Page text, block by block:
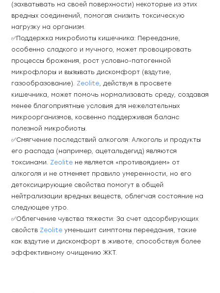
(захватывать на своей поверхности) некоторые из этих
вредных соединений, помогая снизить токсическую
нагрузку на организм.
✅Поддержка микробиоты кишечника: Переедание,
особенно сладкого и мучного, может провоцировать
процессы брожения, рост условно-патогенной
микрофлоры и вызывать дискомфорт (вздутие,
газообразование). Zeolite , действуя в просвете
кишечника, может помочь нормализовать среду, создавая
менее благоприятные условия для нежелательных
микроорганизмов, косвенно поддерживая баланс
полезной микробиоты.
✅Смягчение последствий алкоголя: Алкоголь и продукты
его распада (например, ацетальдегид) являются
токсинами. Zeolite не является «противоядием» от
алкоголя и не отменяет правило умеренности, но его
детоксицирующие свойства помогут в общей
нейтрализации вредных веществ, облегчая состояние на
следующее утро.
✅Облегчение чувства тяжести: За счет адсорбирующих
свойств Zeolite уменьшит симптомы переедания, такие
как вздутие и дискомфорт в животе, способствуя более
эффективному очищению ЖКТ.